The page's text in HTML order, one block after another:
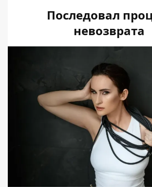
Последовал
невозврата